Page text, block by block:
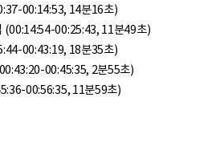
00:14:53, 14분16초)
(00:14:54-00:25:43, 11분49초)
00:43:19, 18분35초)
00:45:35, 2분55초)
00:56:35, 11분59초)